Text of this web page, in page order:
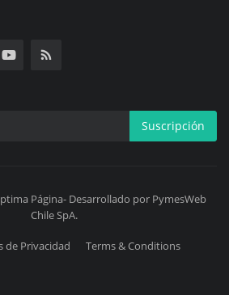
Suscripción
Página- Desarrollado por PymesWeb
Chile SpA.
de Privacidad Terms & Conditions